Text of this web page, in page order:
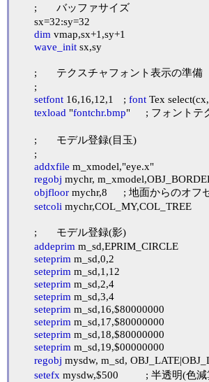
dim vmap,sx+1,sy+1
wave_init sx,sy
setfont
16,16,12,1	; font Tex
texload "fontchr.bmp"	; フォントテクスチャの登録
addxfile m_xmodel,"eye.x"
regobj mychr,
objfloor mychr,8	; 地面からのオフセット値を指定する
setcoli mychr,COL_MY,COL_TREE
addeprim m_sd,EPRIM_CIRCLE
seteprim m_sd,0,2
seteprim m_sd,1,12
seteprim m_sd,2,4
seteprim m_sd,3,4
seteprim m_sd,16,$80000000
seteprim m_sd,17,$80000000
seteprim m_sd,18,$80000000
seteprim m_sd,19,$00000000
regobj mysdw, m_sd, OBJ_LATE|OBJ_LAND|OBJ_STAND	;
setefx mysdw,$500		; 半透明(色減算)の指定